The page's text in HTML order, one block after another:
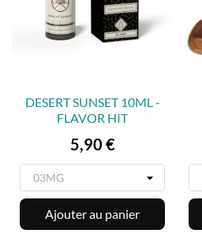
DESERT SUNSET 10ML -
FLAVOR HIT
Prix
5,90 €
Ajouter au panier